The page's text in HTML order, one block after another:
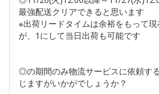
最強配送クリアできると思います
※出荷リードタイムは余裕をもって
が、1にして当日出荷も可能です
◎の期間のみ物流サービスに依頼す
じますがいかがでしょうか？